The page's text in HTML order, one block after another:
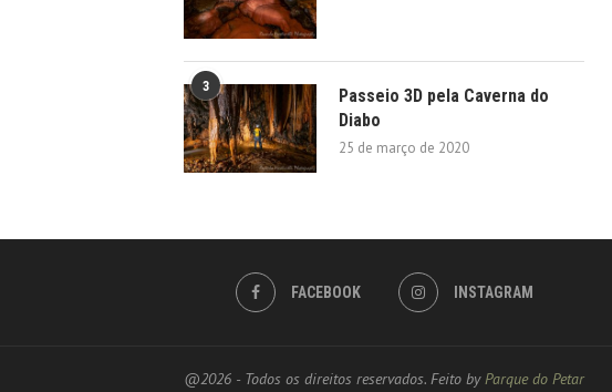
3
Passeio 3D pela Caverna do
Diabo
25 de março de 2020
FACEBOOK INSTAGRAM
@2026 - Todos os direitos reservados. Feito byParque do Petar